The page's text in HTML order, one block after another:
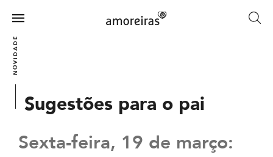
main
content
Menu
NOVIDADES
Sugestões para o pai
Sexta-feira, 19 de março: